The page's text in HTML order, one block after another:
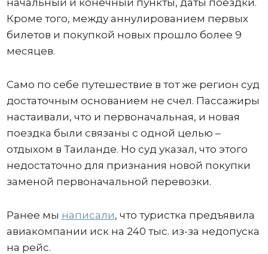
Кроме того, между аннулированием первых
билетов и покупкой новых прошло более 9
месяцев.
Само по себе путешествие в тот же регион суд
достаточным основанием не счел. Пассажиры
настаивали, что и первоначальная, и новая
поездка были связаны с одной целью –
отдыхом в Таиланде. Но суд указал, что этого
недостаточно для признания новой покупки
заменой первоначальной перевозки.
Ранее мы написали, что туристка предъявила
авиакомпании иск на 240 тыс. из-за недопуска
на рейс.